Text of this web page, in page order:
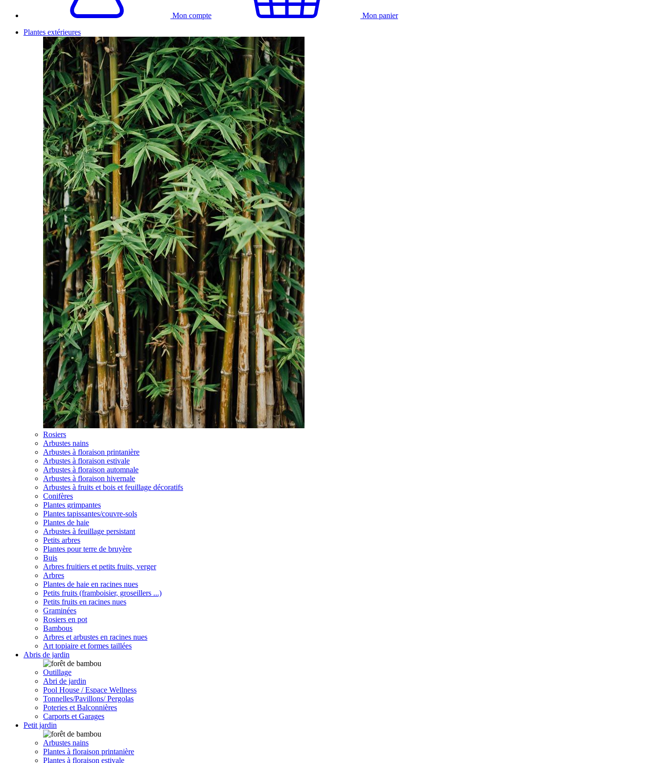
Mon compte
Mon panier
Plantes extérieures
Rosiers
Arbustes nains
Arbustes à floraison printanière
Arbustes à floraison estivale
Arbustes à floraison automnale
Arbustes à floraison hivernale
Arbustes à fruits et bois et feuillage décoratifs
Conifères
Plantes grimpantes
Plantes tapissantes/couvre-sols
Plantes de haie
Arbustes à feuillage persistant
Petits arbres
Plantes pour terre de bruyère
Buis
Arbres fruitiers et petits fruits, verger
Arbres
Plantes de haie en racines nues
Petits fruits (framboisier, groseillers ...)
Petits fruits en racines nues
Graminées
Rosiers en pot
Bambous
Arbres et arbustes en racines nues
Art topiaire et formes taillées
Abris de jardin
Outillage
Abri de jardin
Pool House / Espace Wellness
Tonnelles/Pavillons/ Pergolas
Poteries et Balconnières
Carports et Garages
Petit jardin
Arbustes nains
Plantes à floraison printanière
Plantes à floraison estivale